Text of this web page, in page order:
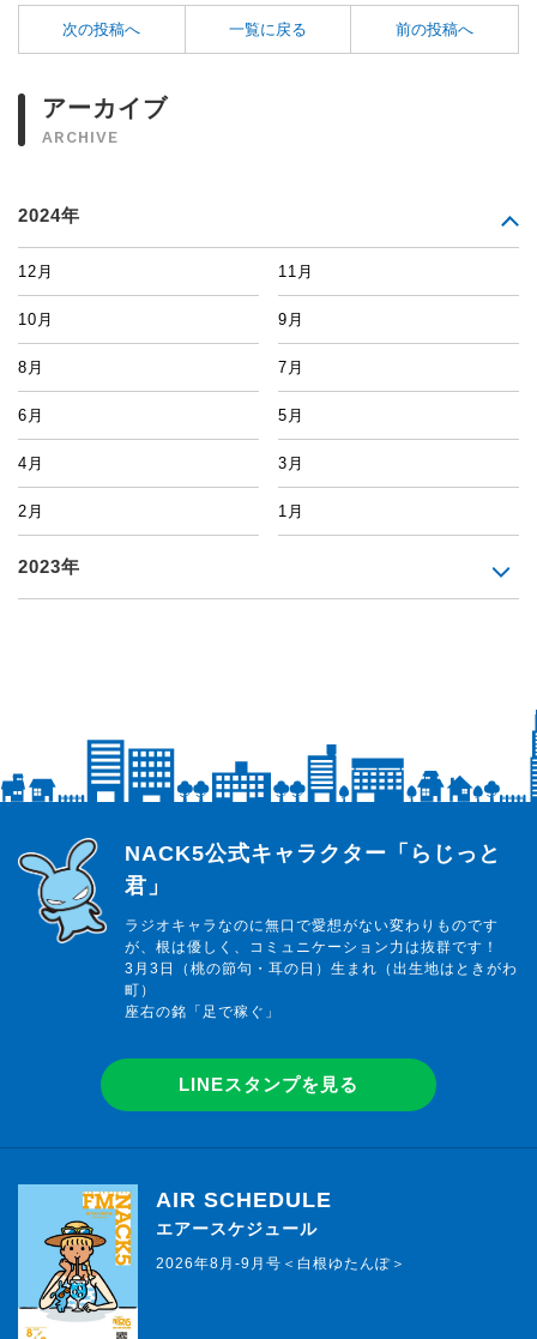
次の投稿へ 一覧に戻る 前の投稿へ
アーカイブ
ARCHIVE
2024年
12月 11月
10月 9月
8月 7月
6月 5月
4月 3月
2月 1月
2023年
らじっと君
NACK5公式キャラクター「らじっと
君」
ラジオキャラなのに無口で愛想がない変わりものです
が、根は優しく、コミュニケーション力は抜群です！
3月3日（桃の節句・耳の日）生まれ（出生地はときがわ
町）
座右の銘「足で稼ぐ」
LINEスタンプを見る
AIR SCHEDULE
エアースケジュール
2026年8月-9月号＜白根ゆたんぽ＞